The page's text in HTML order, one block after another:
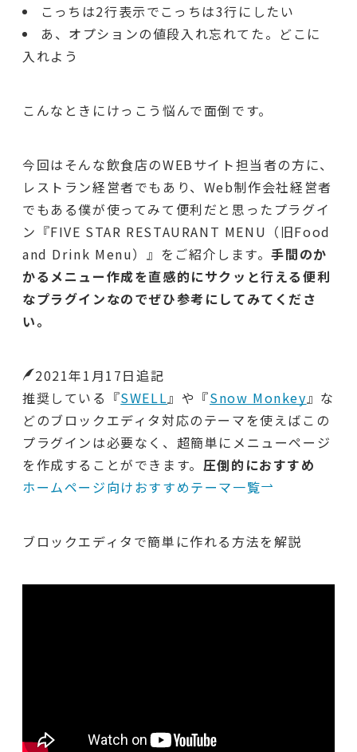
こっちは2行表示でこっちは3行にしたい
あ、オプションの値段入れ忘れてた。どこに
入れよう
こんなときにけっこう悩んで面倒です。
今回はそんな飲食店のWEBサイト担当者の方に、
レストラン経営者でもあり、Web制作会社経営者
でもある僕が使ってみて便利だと思ったプラグイ
ン『FIVE STAR RESTAURANT MENU（旧Food
and Drink Menu）』をご紹介します。手間のか
かるメニュー作成を直感的にサクッと行える便利
なプラグインなのでぜひ参考にしてみてくださ
い。
2021年1月17日追記
推奨している『SWELL』や『Snow Monkey』な
どのブロックエディタ対応のテーマを使えばこの
プラグインは必要なく、超簡単にメニューページ
を作成することができます。 圧倒的におすすめ
ホームページ向けおすすめテーマ一覧
ブロックエディタで簡単に作れる方法を解説